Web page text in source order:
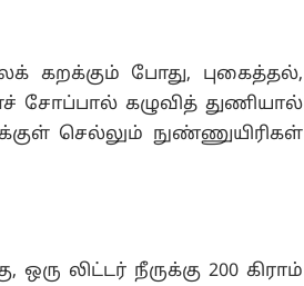
கறக்கும் போது, புகைத்தல்,
சோப்பால் கழுவித் துணியால்
செல்லும் நுண்ணுயிரிகள்
லிட்டர் நீருக்கு 200 கிராம்